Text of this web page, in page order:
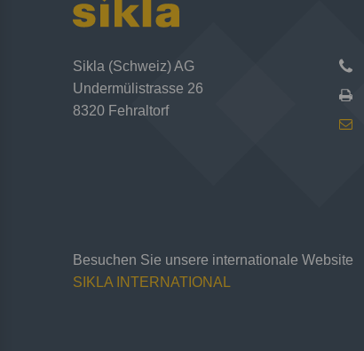
Sikla (Schweiz) AG
Undermülistrasse 26
8320 Fehraltorf
Besuchen Sie unsere internationale Website
SIKLA INTERNATIONAL